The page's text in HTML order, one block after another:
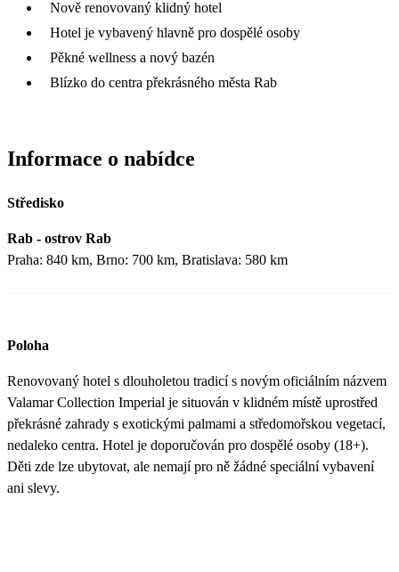
Nově renovovaný klidný hotel
Hotel je vybavený hlavně pro dospělé osoby
Pěkné wellness a nový bazén
Blízko do centra překrásného města Rab
Informace o nabídce
Středisko
Rab - ostrov Rab
Praha: 840 km, Brno: 700 km, Bratislava: 580 km
Poloha
Renovovaný hotel s dlouholetou tradicí s novým oficiálním názvem
Valamar Collection Imperial je situován v klidném místě uprostřed
překrásné zahrady s exotickými palmami a středomořskou vegetací,
nedaleko centra. Hotel je doporučován pro dospělé osoby (18+).
Děti zde lze ubytovat, ale nemají pro ně žádné speciální vybavení
ani slevy.